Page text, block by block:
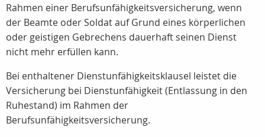
Rahmen einer Berufsunfähigkeitsversicherung, wenn
der Beamte oder Soldat auf Grund eines körperlichen
oder geistigen Gebrechens dauerhaft seinen Dienst
nicht mehr erfüllen kann.
Bei enthaltener Dienstunfähigkeitsklausel leistet die
Versicherung bei Dienstunfähigkeit (Entlassung in den
Ruhestand) im Rahmen der
Berufsunfähigkeitsversicherung.